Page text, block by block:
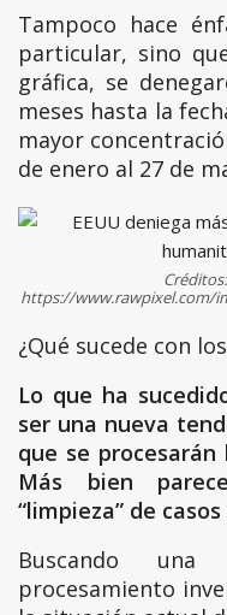
Tampoco hace
particular, sino
gráfica, se
meses hasta la
mayor
de enero al 27 de
https://www.rawpixel.com/
¿Qué sucede con
Lo que ha
ser una nueva
que se
Más bien
“limpieza” de
Buscando
procesamiento